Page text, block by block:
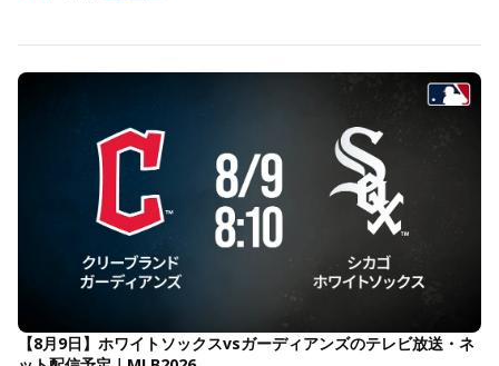
【8月9日】ホワイトソックスvsガーディアンズのテレビ放送・ネ